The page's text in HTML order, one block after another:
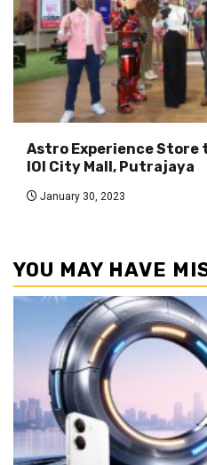
Astro Experience Store
IOI City Mall, Putrajaya
January 30, 2023
YOU MAY HAVE